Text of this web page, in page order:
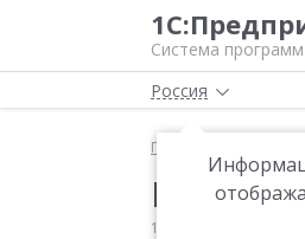
Система программ
Россия
Главная
17.03.2015